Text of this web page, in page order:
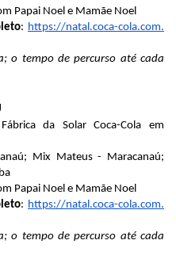
Papai Noel e Mamãe Noel
: https://natal.coca-cola.com.
o tempo de percurso até cada
da Solar Coca-Cola em
Mix Mateus - Maracanaú;
Papai Noel e Mamãe Noel
: https://natal.coca-cola.com.
o tempo de percurso até cada